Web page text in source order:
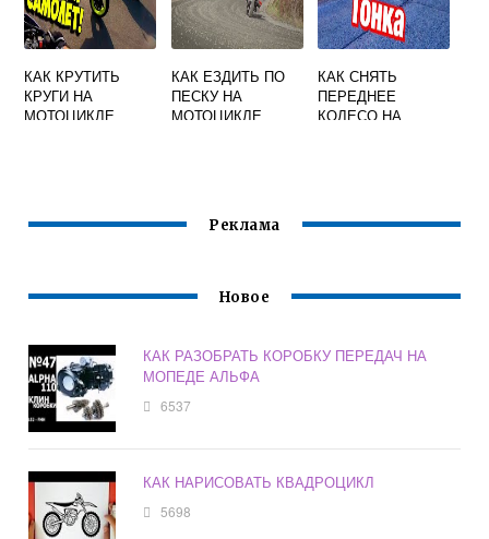
КАК КРУТИТЬ
КРУГИ НА
МОТОЦИКЛЕ
КАК ЕЗДИТЬ ПО
ПЕСКУ НА
МОТОЦИКЛЕ
КАК СНЯТЬ
ПЕРЕДНЕЕ
КОЛЕСО НА
Реклама
Новое
КАК РАЗОБРАТЬ КОРОБКУ ПЕРЕДАЧ НА
МОПЕДЕ АЛЬФА
6537
КАК НАРИСОВАТЬ КВАДРОЦИКЛ
5698